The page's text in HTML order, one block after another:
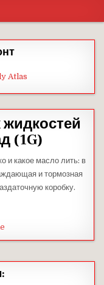
Atlas
жидкостей
(1G)
какое масло лить: в
и тормозная
коробку.